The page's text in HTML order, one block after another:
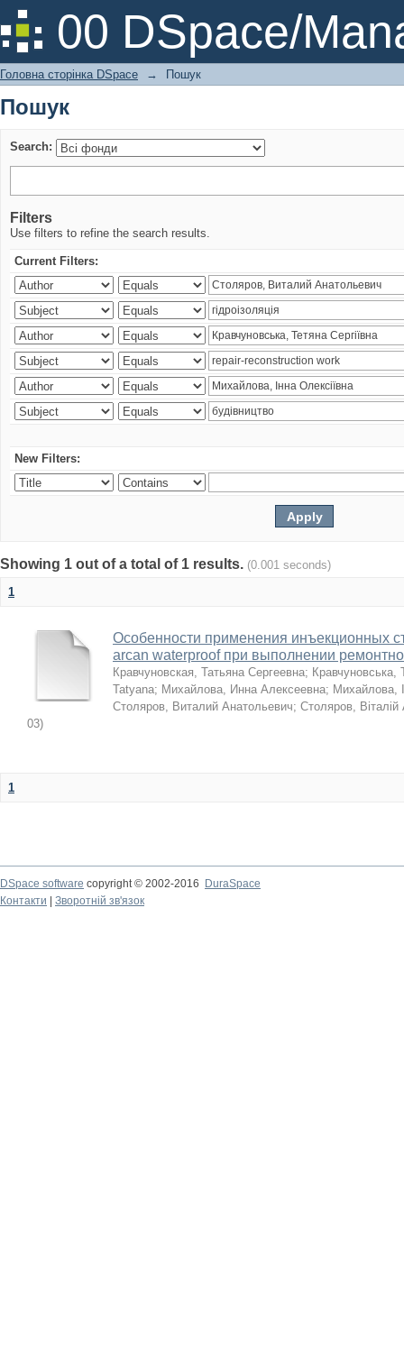
00 DSpace/
Пошук
Головна сторінка DSpace → Пошук
Пошук
Search:
Filters
Use filters to refine the search results.
Current Filters:
New Filters:
Showing 1 out of a total of 1 results. (0.001 seconds)
1
Особенности применения инъекционных
arcan waterproof при выполнении
Кравчуновская, Татьяна Сергеевна; Кравчуновська,
Tatyana; Михайлова, Инна Алексеевна; Михайлова,
Столяров, Виталий Анатольевич; Столяров, Віталій
03)
1
DSpace software copyright © 2002-2016
DuraSpace
Контакти
Зворотній зв'язок